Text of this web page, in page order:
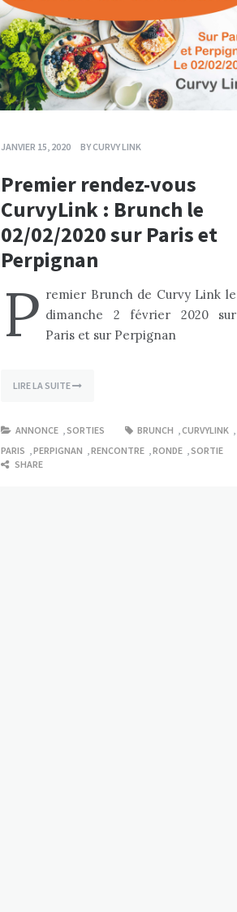
JANVIER 15, 2020 BYCURVY LINK
Premier rendez-vous
CurvyLink : Brunch le
02/02/2020 sur Paris et
Perpignan
P remier Brunch de Curvy Link le
dimanche 2 février 2020 sur
Paris et sur Perpignan
LIRE LA SUITE
ANNONCE SORTIES BRUNCH CURVYLINK
PARIS
PERPIGNAN RENCONTRE RONDE
SORTIE
SHARE